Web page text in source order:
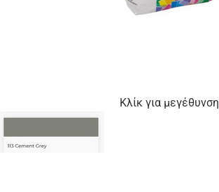
Κλίκ για μεγέθυνση